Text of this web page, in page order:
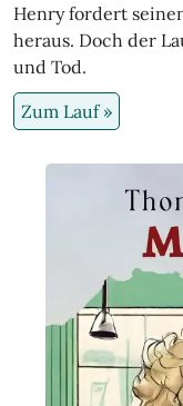
Henry fordert
heraus. Doch der
und Tod.
Zum Lauf »